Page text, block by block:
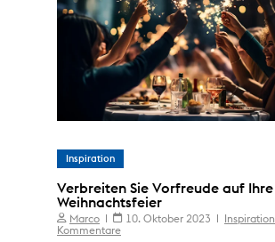
Inspiration
Verbreiten Sie Vorfreude auf Ihre
Weihnachtsfeier
Marco 10. Oktober 2023 Inspiration
Kommentare